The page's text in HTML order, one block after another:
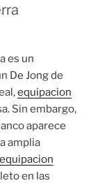
es un
De Jong de
equipacion
Sin embargo,
aparece
amplia
equipacion
en las